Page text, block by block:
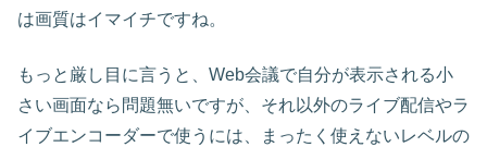
は画質はイマイチですね。
もっと厳し目に言うと、Web会議で自分が表示される小
さい画面なら問題無いですが、それ以外のライブ配信やラ
イブエンコーダーで使うには、まったく使えないレベルの